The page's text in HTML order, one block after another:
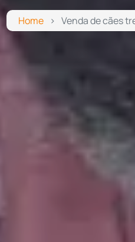
Home Venda de cães